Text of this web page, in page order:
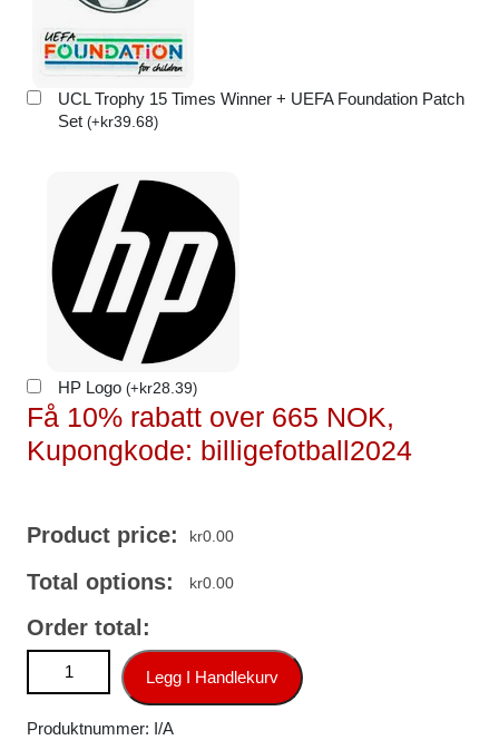
UCL Trophy 15 Times Winner + UEFA Foundation Patch
Set (+kr39.68)
HP Logo (+kr28.39)
Få 10% rabatt over 665 NOK,
Kupongkode: billigefotball2024
Product price: kr0.00
Total options: kr0.00
Order total:
Billige fotballdrakter til Barn Real Madrid Bortedraktsett 2025-
Legg I Handlekurv
Produktnummer: I/A